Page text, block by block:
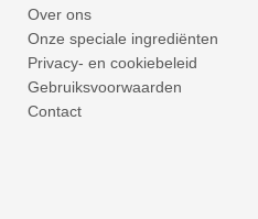
Over ons
Onze speciale ingrediënten
Privacy- en cookiebeleid
Gebruiksvoorwaarden
Contact